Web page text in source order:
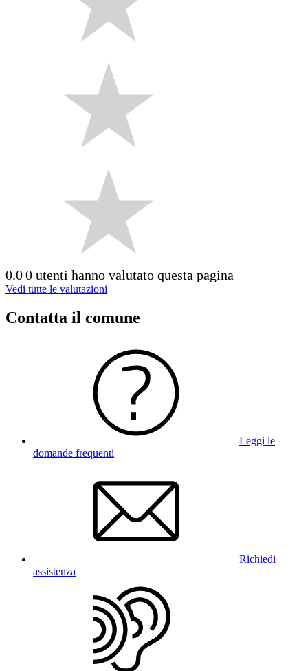
0.00 utenti hanno valutato questa pagina
Vedi tutte le valutazioni
Contatta il comune
Leggi le
domande frequenti
Richiedi
assistenza